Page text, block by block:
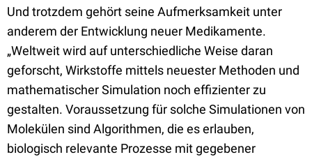
Und trotzdem gehört seine Aufmerksamkeit unter
anderem der Entwicklung neuer Medikamente.
„Weltweit wird auf unterschiedliche Weise daran
geforscht, Wirkstoffe mittels neuester Methoden und
mathematischer Simulation noch effizienter zu
gestalten. Voraussetzung für solche Simulationen von
Molekülen sind Algorithmen, die es erlauben,
biologisch relevante Prozesse mit gegebener